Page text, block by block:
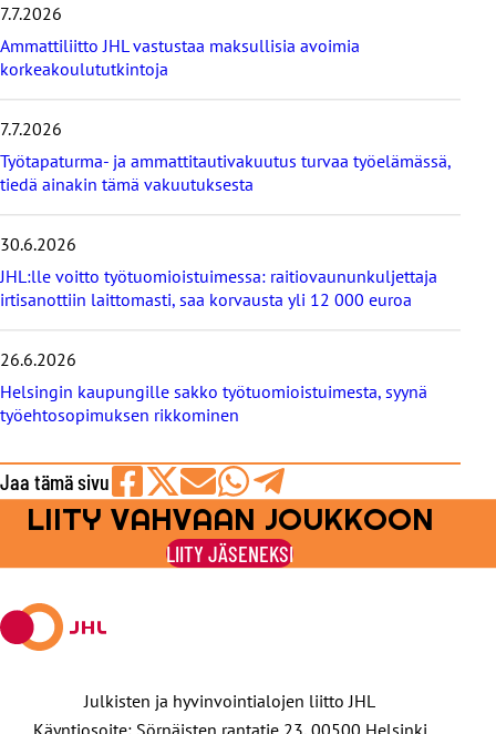
ä
t
u
u
t
i
e
t
7.7.2026
Ammattiliitto JHL vastustaa maksullisia avoimia
korkeakoulututkintoja
7.7.2026
Työtapaturma- ja ammattitautivakuutus turvaa työelämässä,
tiedä ainakin tämä vakuutuksesta
30.6.2026
JHL:lle voitto työtuomioistuimessa: raitiovaununkuljettaja
irtisanottiin laittomasti, saa korvausta yli 12 000 euroa
26.6.2026
Helsingin kaupungille sakko työtuomioistuimesta, syynä
työehtosopimuksen rikkominen
Jaa tämä sivu
Jaa
Facebookissa
Jaa
viestipalvelu
X:ssä
Jaa
sähköpostilla
Jaa
WhatsAppilla
Jaa
Telegramilla
LIITY VAHVAAN JOUKKOON
LIITY JÄSENEKSI
Julkisten ja hyvinvointialojen liitto JHL